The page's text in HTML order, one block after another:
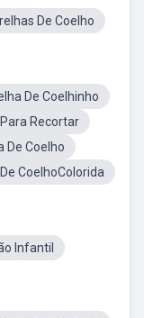
De Coelho
De Coelhinho
Recortar
De Coelho
CoelhoColorida
Infantil